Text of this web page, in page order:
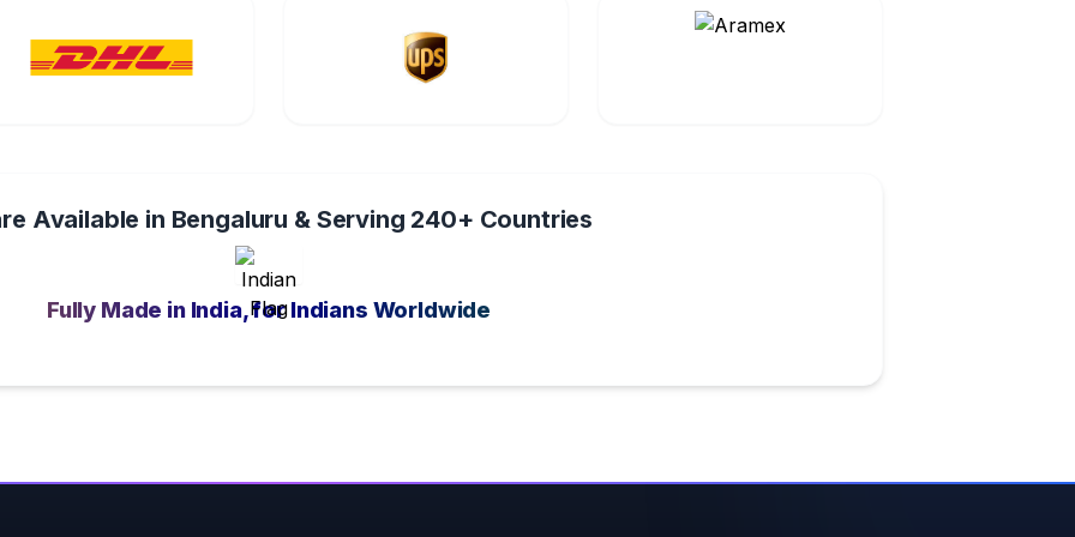
Available in Bengaluru & Serving 240+ Countries
Fully Made in India, for Indians Worldwide